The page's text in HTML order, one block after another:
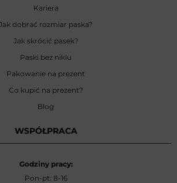
Kariera
dobrać rozmiar paska?
Jak skrócić pasek?
Paski bez niklu
Pakowanie na prezent
Co kupić na prezent?
Blog
WSPÓŁPRACA
Godziny pracy:
Pon-pt: 8-16